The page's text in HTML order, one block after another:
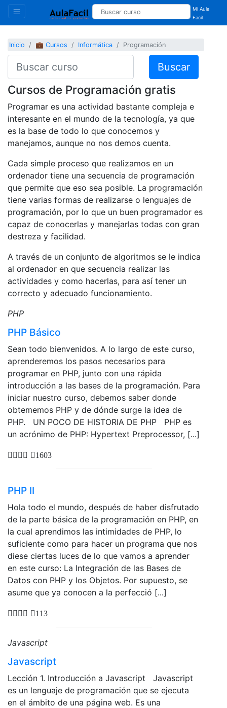
Mi Aula
Facil
Inicio 💼 Cursos Informática Programación
Buscar
Cursos de Programación gratis
Programar es una actividad bastante compleja e
interesante en el mundo de la tecnología, ya que
es la base de todo lo que conocemos y
manejamos, aunque no nos demos cuenta.
Cada simple proceso que realizamos en un
ordenador tiene una secuencia de programación
que permite que eso sea posible. La programación
tiene varias formas de realizarse o lenguajes de
programación, por lo que un buen programador es
capaz de conocerlas y manejarlas todas con gran
destreza y facilidad.
A través de un conjunto de algoritmos se le indica
al ordenador en que secuencia realizar las
actividades y como hacerlas, para así tener un
correcto y adecuado funcionamiento.
PHP
PHP Básico
Sean todo bienvenidos. A lo largo de este curso,
aprenderemos los pasos necesarios para
programar en PHP, junto con una rápida
introducción a las bases de la programación. Para
iniciar nuestro curso, debemos saber donde
obtememos PHP y de dónde surge la idea de
PHP. UN POCO DE HISTORIA DE PHP PHP es
un acrónimo de PHP: Hypertext Preprocessor, [...]
1603
PHP II
Hola todo el mundo, después de haber disfrutado
de la parte básica de la programación en PHP, en
la cual aprendimos las intimidades de PHP, lo
suficiente como para hacer un programa que nos
diese ciertas luces de lo que vamos a aprender
en este curso: La Integración de las Bases de
Datos con PHP y los Objetos. Por supuesto, se
asume que ya conocen a la perfecció [...]
113
Javascript
Javascript
Lección 1. Introducción a Javascript Javascript
es un lenguaje de programación que se ejecuta
en el ámbito de una página web. Es una